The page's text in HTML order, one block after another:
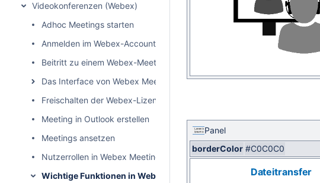
Videokonferenzen (Webex)
Adhoc Meetings starten
Anmelden im Webex-Account
Beitritt zu einem Webex-Meeting
Das Interface von Webex Meeting
Freischalten der Webex-Lizenzen
Meeting in Outlook erstellen
Meetings ansetzen
Nutzerrollen in Webex Meetings
Wichtige Funktionen in Webex Meetings
Panel
borderColor #C0C0C0
Dateitransfer